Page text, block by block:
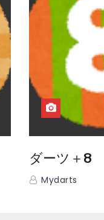
ダーツ＋8
Mydarts